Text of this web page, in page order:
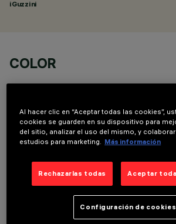
iGuzzini
COLOR
COMPONENTES
Al hacer clic en “Aceptar todas las cookies”,
cookies se guarden en su dispositivo para
del sitio, analizar el uso del mismo, y
estudios para marketing.
Más información
Rechazarlas todas Aceptar
Configuración de cookies